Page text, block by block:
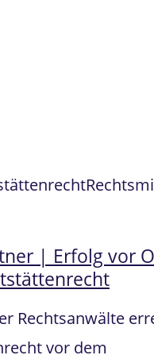
| Erfolg vor
Rechtsanwälte
vor dem